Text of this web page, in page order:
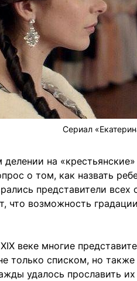
Сериал
делении на
о том, как назвать
представители
что возможность
веке многие
только списком, но
удалось прославить